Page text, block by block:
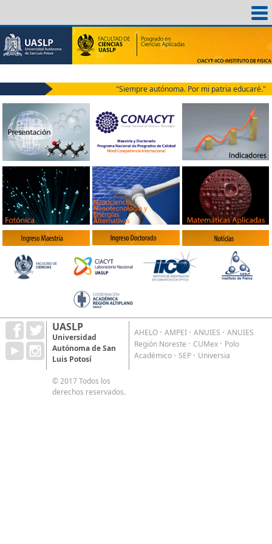
"Siempre autónoma. Por mi patria educaré."
UASLP
Universidad
Autónoma de San
Luis Potosí
© 2017 Todos los
derechos reservados.
AHELO ·AMPEI ·ANUIES ·ANUIES
Región Noreste ·CUMex · Polo
Académico ·SEP · Universia